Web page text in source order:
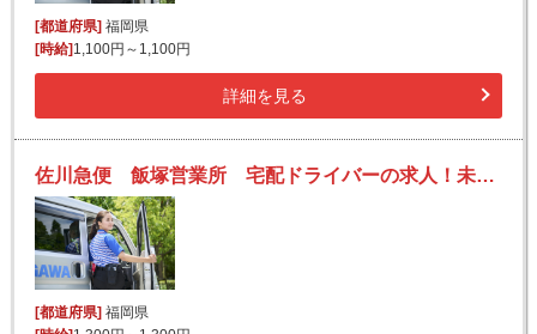
[都道府県]福岡県
[時給]1,100円～1,100円
詳細を見る
佐川急便 飯塚営業所 宅配ドライバーの求人！未経験歓迎！先輩たちがサポートします♪
[都道府県]福岡県